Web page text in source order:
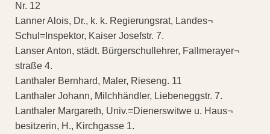
Nr. 12
Lanner Alois, Dr., k. k. Regierungsrat, Landes¬
Schul=Inspektor, Kaiser Josefstr. 7.
Lanser Anton, städt. Bürgerschullehrer, Fallmerayer¬
straße 4.
Lanthaler Bernhard, Maler, Rieseng. 11
Lanthaler Johann, Milchhändler, Liebeneggstr. 7.
Lanthaler Margareth, Univ.=Dienerswitwe u. Haus¬
besitzerin, H., Kirchgasse 1.